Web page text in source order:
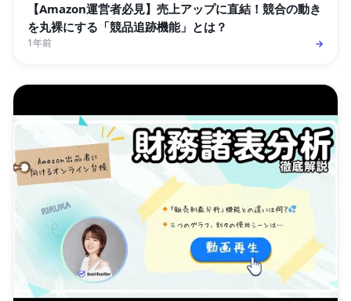
【Amazon運営者必見】売上アップに直結！競合の動き
を丸裸にする「競品追跡機能」とは？
1年前 →